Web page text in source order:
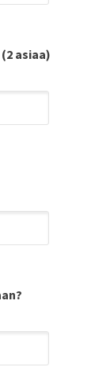
asiaa)